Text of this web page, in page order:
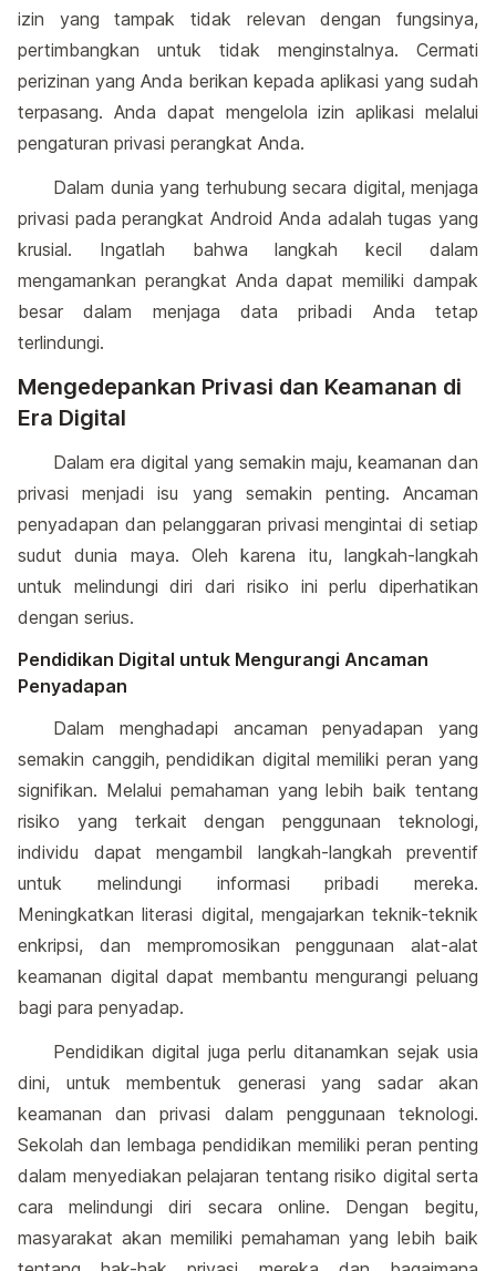
izin yang tampak tidak relevan dengan fungsinya,
pertimbangkan untuk tidak menginstalnya. Cermati
perizinan yang Anda berikan kepada aplikasi yang sudah
terpasang. Anda dapat mengelola izin aplikasi melalui
pengaturan privasi perangkat Anda.
Dalam dunia yang terhubung secara digital, menjaga
privasi pada perangkat Android Anda adalah tugas yang
krusial. Ingatlah bahwa langkah kecil dalam
mengamankan perangkat Anda dapat memiliki dampak
besar dalam menjaga data pribadi Anda tetap
terlindungi.
Mengedepankan Privasi dan Keamanan di
Era Digital
Dalam era digital yang semakin maju, keamanan dan
privasi menjadi isu yang semakin penting. Ancaman
penyadapan dan pelanggaran privasi mengintai di setiap
sudut dunia maya. Oleh karena itu, langkah-langkah
untuk melindungi diri dari risiko ini perlu diperhatikan
dengan serius.
Pendidikan Digital untuk Mengurangi Ancaman
Penyadapan
Dalam menghadapi ancaman penyadapan yang
semakin canggih, pendidikan digital memiliki peran yang
signifikan. Melalui pemahaman yang lebih baik tentang
risiko yang terkait dengan penggunaan teknologi,
individu dapat mengambil langkah-langkah preventif
untuk melindungi informasi pribadi mereka.
Meningkatkan literasi digital, mengajarkan teknik-teknik
enkripsi, dan mempromosikan penggunaan alat-alat
keamanan digital dapat membantu mengurangi peluang
bagi para penyadap.
Pendidikan digital juga perlu ditanamkan sejak usia
dini, untuk membentuk generasi yang sadar akan
keamanan dan privasi dalam penggunaan teknologi.
Sekolah dan lembaga pendidikan memiliki peran penting
dalam menyediakan pelajaran tentang risiko digital serta
cara melindungi diri secara online. Dengan begitu,
masyarakat akan memiliki pemahaman yang lebih baik